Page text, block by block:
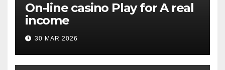
On-line casino Play for A real
income
30 MAR 2026